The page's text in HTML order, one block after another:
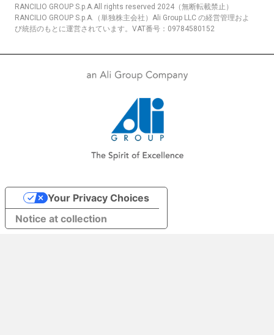
RANCILIO GROUP S.p.A.All rights reserved 2024（無断転載禁止）
RANCILIO GROUP S.p.A.（単独株主会社）Ali Group LLC の経営管理およ
び統括のもとに運営されています。VAT番号：09784580152
Notice at collection
Your Privacy Choices